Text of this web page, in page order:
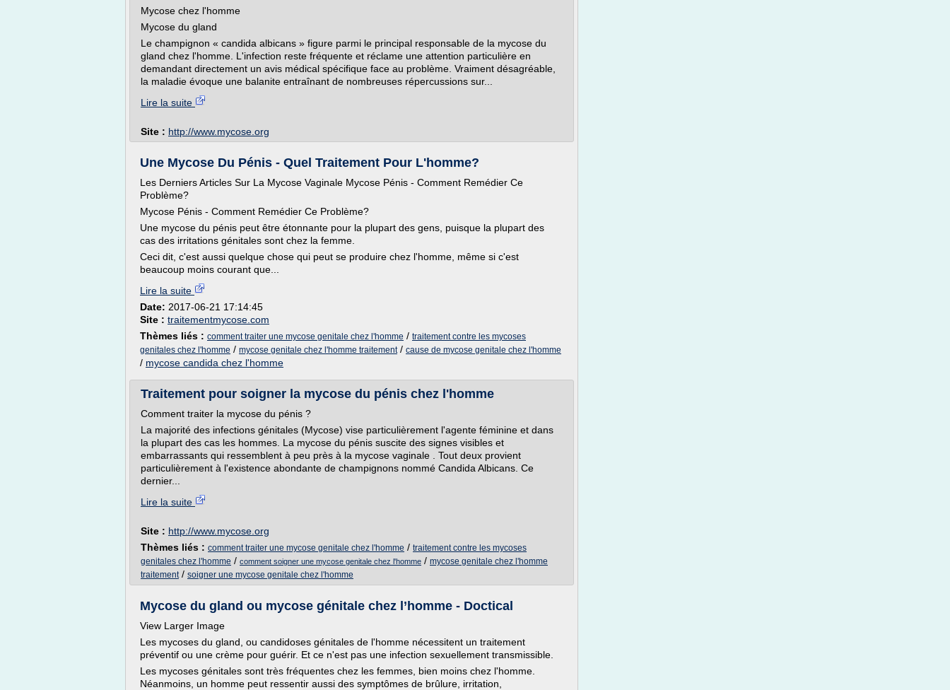
Mycose chez l'homme
Mycose du gland
Le champignon « candida albicans » figure parmi le principal responsable de la mycose du
gland chez l'homme. L'infection reste fréquente et réclame une attention particulière en
demandant directement un avis médical spécifique face au problème. Vraiment désagréable,
la maladie évoque une balanite entraînant de nombreuses répercussions sur...
Lire la suite
Site : http://www.mycose.org
Une Mycose Du Pénis - Quel Traitement Pour L'homme?
Les Derniers Articles Sur La Mycose Vaginale Mycose Pénis - Comment Remédier Ce
Problème?
Mycose Pénis - Comment Remédier Ce Problème?
Une mycose du pénis peut être étonnante pour la plupart des gens, puisque la plupart des
cas des irritations génitales sont chez la femme.
Ceci dit, c'est aussi quelque chose qui peut se produire chez l'homme, même si c'est
beaucoup moins courant que...
Lire la suite
Date: 2017-06-21 17:14:45
Site : traitementmycose.com
Thèmes liés : comment traiter une mycose genitale chez l'homme / traitement contre les mycoses
genitales chez l'homme / mycose genitale chez l'homme traitement/ cause de mycose genitale chez l'homme
/ mycose candida chez l'homme
Traitement pour soigner la mycose du pénis chez l'homme
Comment traiter la mycose du pénis ?
La majorité des infections génitales (Mycose) vise particulièrement l'agente féminine et dans
la plupart des cas les hommes. La mycose du pénis suscite des signes visibles et
embarrassants qui ressemblent à peu près à la mycose vaginale . Tout deux provient
particulièrement à l'existence abondante de champignons nommé Candida Albicans. Ce
dernier...
Lire la suite
Site : http://www.mycose.org
Thèmes liés : comment traiter une mycose genitale chez l'homme / traitement contre les mycoses
genitales chez l'homme / comment soigner une mycose genitale chez l'homme / mycose genitale chez l'homme
traitement/ soigner une mycose genitale chez l'homme
Mycose du gland ou mycose génitale chez l’homme - Doctical
View Larger Image
Les mycoses du gland, ou candidoses génitales de l'homme nécessitent un traitement
préventif ou une crème pour guérir. Et ce n'est pas une infection sexuellement transmissible.
Les mycoses génitales sont très fréquentes chez les femmes, bien moins chez l'homme.
Néanmoins, un homme peut ressentir aussi des symptômes de brûlure, irritation,